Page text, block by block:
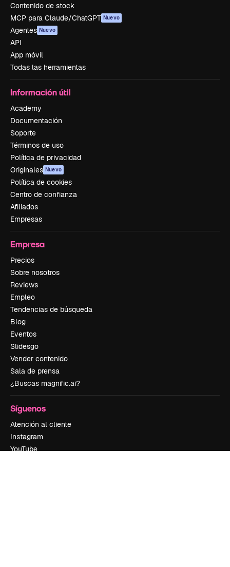
Contenido de stock
MCP para Claude/ChatGPT Nuevo
Agentes Nuevo
API
App móvil
Todas las herramientas
Información útil
Academy
Documentación
Soporte
Términos de uso
Política de privacidad
Originales Nuevo
Política de cookies
Centro de confianza
Afiliados
Empresas
Empresa
Precios
Sobre nosotros
Reviews
Empleo
Tendencias de búsqueda
Blog
Eventos
Slidesgo
Vender contenido
Sala de prensa
¿Buscas magnific.ai?
Síguenos
Atención al cliente
Instagram
YouTube